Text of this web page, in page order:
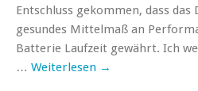
Entschluss gekommen, dass das
gesundes Mittelmaß an
Batterie Laufzeit gewährt. Ich
… Weiterlesen →